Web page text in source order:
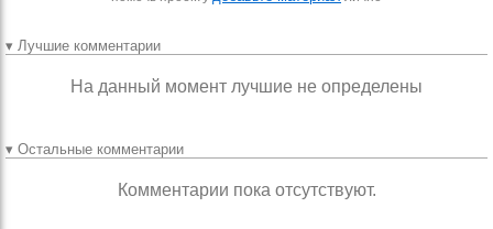
▾ Лучшие комментарии
На данный момент лучшие не определены
▾ Остальные комментарии
Комментарии пока отсутствуют.